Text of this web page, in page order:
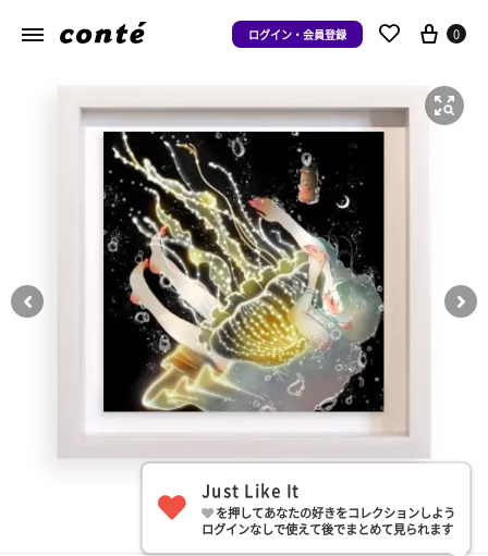
ログイン・会員登録 0
部屋に飾る
Just Like It
を押してあなたの好きをコレクションしよう
ログインなしで使えて後でまとめて見られます